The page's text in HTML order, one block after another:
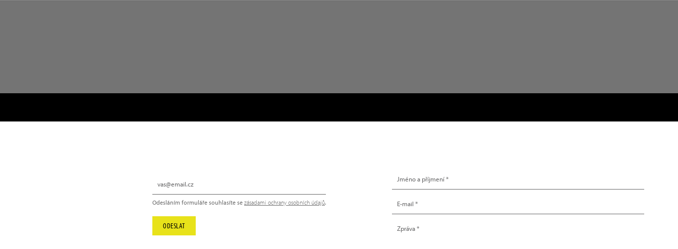
Odesláním formuláře souhlasíte se zásadami ochrany osobních údajů.
ODESLAT